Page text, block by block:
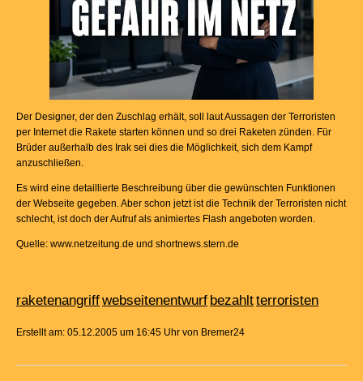
Der Designer, der den Zuschlag erhält, soll laut Aussagen der Terroristen
per Internet die Rakete starten können und so drei Raketen zünden. Für
Brüder außerhalb des Irak sei dies die Möglichkeit, sich dem Kampf
anzuschließen.
Es wird eine detaillierte Beschreibung über die gewünschten Funktionen
der Webseite gegeben. Aber schon jetzt ist die Technik der Terroristen nicht
schlecht, ist doch der Aufruf als animiertes Flash angeboten worden.
Quelle: www.netzeitung.de und shortnews.stern.de
raketenangriffwebseitenentwurf bezahltterroristen
Erstellt am: 05.12.2005 um 16:45 Uhr von Bremer24